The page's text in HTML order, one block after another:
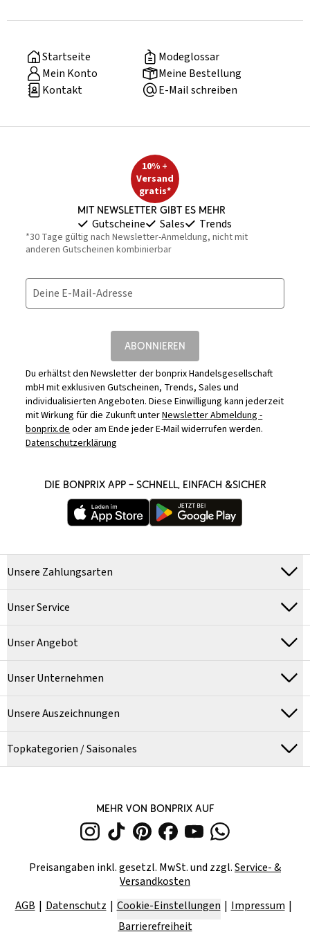
Startseite
Modeglossar
Mein Konto
Meine Bestellung
Kontakt
E-Mail schreiben
10% +
Versand
gratis*
Mit Newsletter gibt es mehr
Gutscheine Sales Trends
*30 Tage gültig nach Newsletter-Anmeldung, nicht mit
anderen Gutscheinen kombinierbar
Deine E-Mail-Adresse
ABONNIEREN
Du erhältst den Newsletter der bonprix Handelsgesellschaft
mbH mit exklusiven Gutscheinen, Trends, Sales und
individualisierten Angeboten. Diese Einwilligung kann jederzeit
mit Wirkung für die Zukunft unterNewsletter Abmeldung -
bonprix.deoder am Ende jeder E-Mail widerrufen werden.
Datenschutzerklärung
DIE BONPRIX APP – SCHNELL, EINFACH &SICHER
Unsere Zahlungsarten
Unser Service
Unser Angebot
Unser Unternehmen
Unsere Auszeichnungen
Topkategorien / Saisonales
MEHR VON BONPRIX AUF
Preisangaben inkl. gesetzl. MwSt. und zzgl.Service- &
Versandkosten
AGB
Datenschutz Cookie-Einstellungen
Impressum
Barrierefreiheit